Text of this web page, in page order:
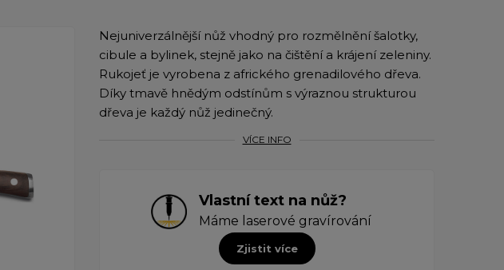
Nejuniverzálnější nůž vhodný pro rozmělnění šalotky,
cibule a bylinek, stejně jako na čištění a krájení zeleniny.
Rukojeť je vyrobena z afrického grenadilového dřeva.
Díky tmavě hnědým odstínům s výraznou strukturou
dřeva je každý nůž jedinečný.
VÍCE INFO
Vlastní text na nůž?
Máme laserové gravírování
Zjistit více